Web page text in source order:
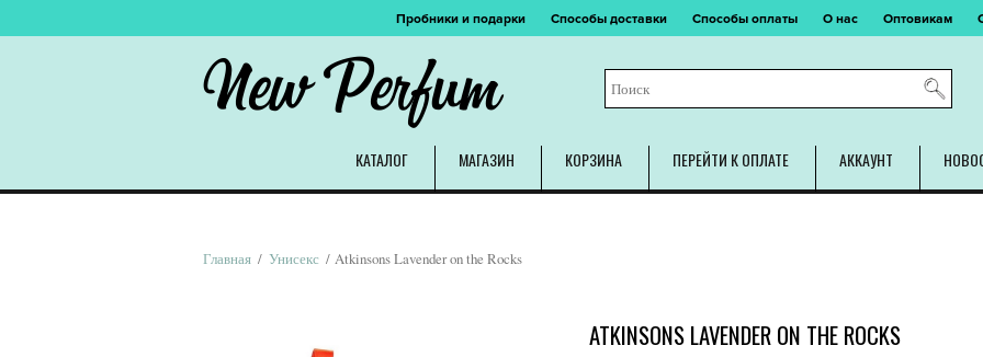
Пробники и подарки Способы доставки Способы оплаты О нас Оптовикам
New Perfum
КАТАЛОГ МАГАЗИН КОРЗИНА ПЕРЕЙТИ К ОПЛАТЕ АККАУНТ
Главная / Унисекс / Atkinsons Lavender on the Rocks
ATKINSONS LAVENDER ON THE ROCKS